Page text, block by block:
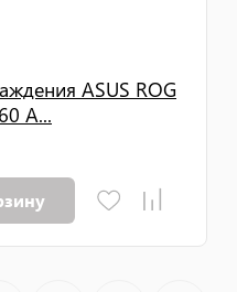
ASUS ROG
A...